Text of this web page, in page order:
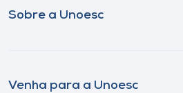
Sobre a Unoesc
Venha para a Unoesc